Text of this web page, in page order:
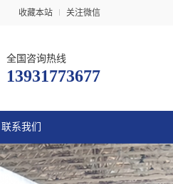
收藏本站 关注微信
全国咨询热线
13931773677
联系我们